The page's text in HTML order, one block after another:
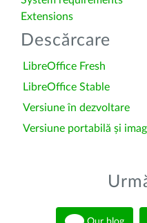
Extensions
Descărcare
LibreOffice Fresh
LibreOffice Stable
Versiune în dezvoltare
Versiune portabilă și